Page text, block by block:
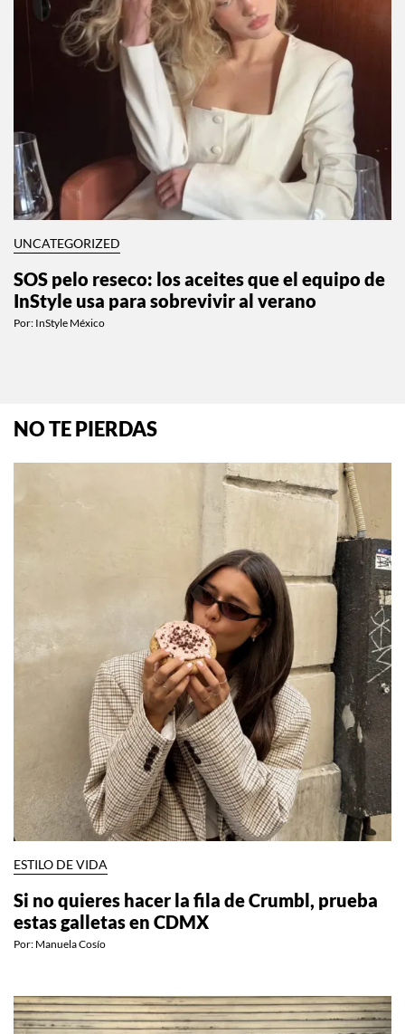
UNCATEGORIZED
SOS pelo reseco: los aceites que el equipo de
InStyle usa para sobrevivir al verano
Por: InStyle México
NO TE PIERDAS
ESTILO DE VIDA
Si no quieres hacer la fila de Crumbl, prueba
estas galletas en CDMX
Por: Manuela Cosío